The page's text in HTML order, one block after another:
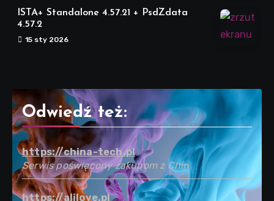
ISTA+ Standalone 4.57.21 + PsdZdata
4.57.2
15 sty 2026
Odwiedź też:
https://china-tech.pl
Serwis poświęcony zakupom z Chin
https://alilove.pl